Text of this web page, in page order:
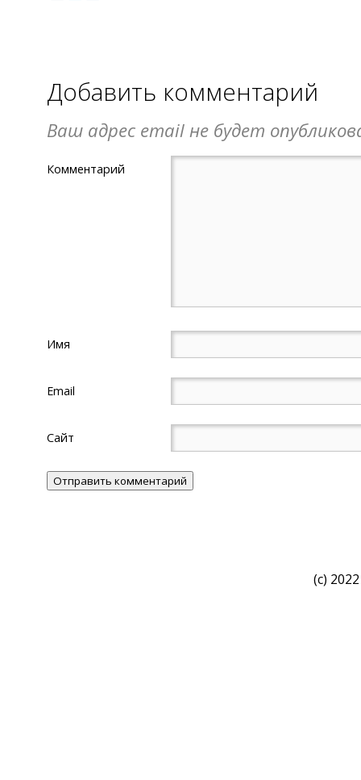
Добавить комментарий
Ваш адрес email не будет
Комментарий
Имя
Email
Сайт
(c)